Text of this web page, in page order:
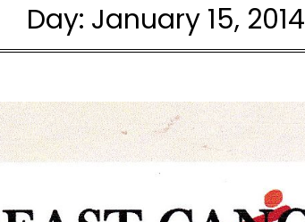
Day: January 15, 2014